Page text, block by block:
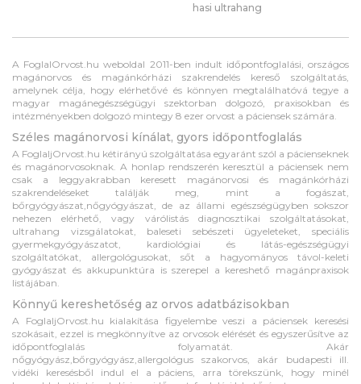
hasi ultrahang
A FoglalOrvost.hu weboldal 2011-ben indult időpontfoglalási, országos
magánorvos és magánkórházi szakrendelés kereső szolgáltatás,
amelynek célja, hogy elérhetővé és könnyen megtalálhatóvá tegye a
magyar magánegészségügyi szektorban dolgozó, praxisokban és
intézményekben dolgozó mintegy 8 ezer orvost a páciensek számára.
Széles magánorvosi kínálat, gyors időpontfoglalás
A FoglaljOrvost.hu kétirányú szolgáltatása egyaránt szól a pácienseknek
és magánorvosoknak. A honlap rendszerén keresztül a páciensek nem
csak a leggyakrabban keresett magánorvosi és magánkórházi
szakrendeléseket találják meg, mint a fogászat,
bőrgyógyászat,nőgyógyászat, de az állami egészségügyben sokszor
nehezen elérhető, vagy várólistás diagnosztikai szolgáltatásokat,
ultrahang vizsgálatokat, baleseti sebészeti ügyeleteket, speciális
gyermekgyógyászatot, kardiológiai és látás-egészségügyi
szolgáltatókat, allergológusokat, sőt a hagyományos távol-keleti
gyógyászat és akkupunktúra is szerepel a kereshető magánpraxisok
listájában.
Könnyű kereshetőség az orvos adatbázisokban
A FoglaljOrvost.hu kialakítása figyelembe veszi a páciensek keresési
szokásait, ezzel is megkönnyítve az orvosok elérését és egyszerűsítve az
időpontfoglalás folyamatát. Akár
nőgyógyász,bőrgyógyász,allergológus szakorvos, akár budapesti ill.
vidéki keresésből indul el a páciens, arra törekszünk, hogy minél